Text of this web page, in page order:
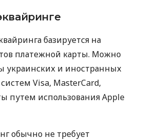
базируется на
платежной карты. Можно
украинских и иностранных
Visa, MasterCard,
путем использования Apple
обычно не требует